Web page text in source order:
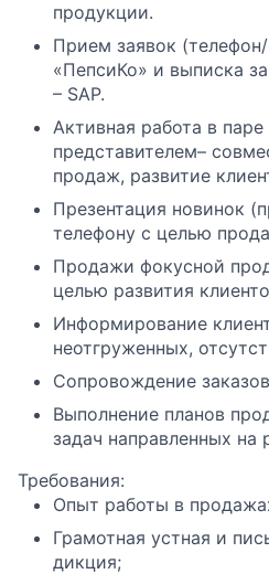
продукции.
Прием заявок
«ПепсиКо» и выписка
– SAP.
Активная работа в
представителем–
продаж, развитие
Презентация новинок
телефону с целью
Продажи фокусной
целью развития
Информирование
неотгруженных,
Сопровождение
Выполнение планов
задач направленных на
Требования:
Опыт работы в
Грамотная устная и
дикция;